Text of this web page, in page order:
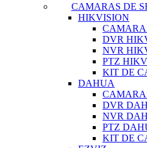
CAMARAS DE
HIKVISION
DVR
NVR
PTZ
KIT DE
DAHUA
DVR
NVR
PTZ
KIT DE